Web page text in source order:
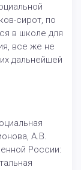
сирот, по
в школе для
все же не
дальнейшей
А.В.
России: